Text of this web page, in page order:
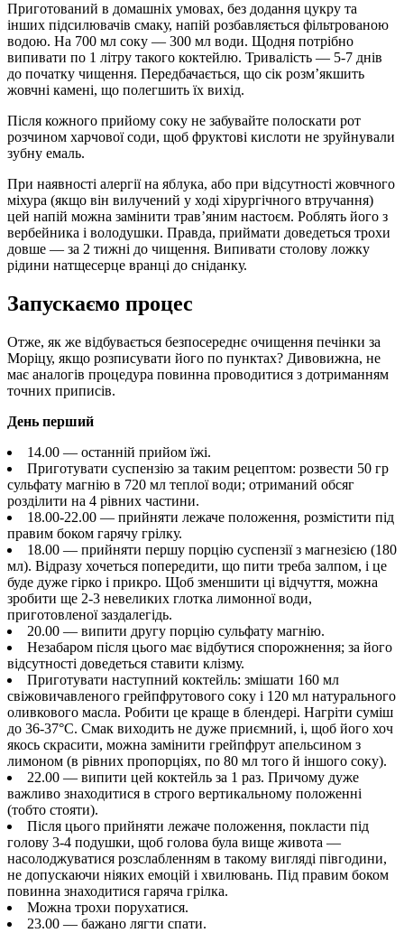
Приготований в домашніх умовах, без додання цукру та
інших підсилювачів смаку, напій розбавляється фільтрованою
водою. На 700 мл соку — 300 мл води. Щодня потрібно
випивати по 1 літру такого коктейлю. Тривалість — 5-7 днів
до початку чищення. Передбачається, що сік розм’якшить
жовчні камені, що полегшить їх вихід.
Після кожного прийому соку не забувайте полоскати рот
розчином харчової соди, щоб фруктові кислоти не зруйнували
зубну емаль.
При наявності алергії на яблука, або при відсутності жовчного
міхура (якщо він вилучений у ході хірургічного втручання)
цей напій можна замінити трав’яним настоєм. Роблять його з
вербейника і володушки. Правда, приймати доведеться трохи
довше — за 2 тижні до чищення. Випивати столову ложку
рідини натщесерце вранці до сніданку.
Запускаємо процес
Отже, як же відбувається безпосереднє очищення печінки за
Моріцу, якщо розписувати його по пунктах? Дивовижна, не
має аналогів процедура повинна проводитися з дотриманням
точних приписів.
День перший
14.00 — останній прийом їжі.
Приготувати суспензію за таким рецептом: розвести 50 гр
сульфату магнію в 720 мл теплої води; отриманий обсяг
розділити на 4 рівних частини.
18.00-22.00 — прийняти лежаче положення, розмістити під
правим боком гарячу грілку.
18.00 — прийняти першу порцію суспензії з магнезією (180
мл). Відразу хочеться попередити, що пити треба залпом, і це
буде дуже гірко і прикро. Щоб зменшити ці відчуття, можна
зробити ще 2-3 невеликих глотка лимонної води,
приготовленої заздалегідь.
20.00 — випити другу порцію сульфату магнію.
Незабаром після цього має відбутися спорожнення; за його
відсутності доведеться ставити клізму.
Приготувати наступний коктейль: змішати 160 мл
свіжовичавленого грейпфрутового соку і 120 мл натурального
оливкового масла. Робити це краще в блендері. Нагріти суміш
до 36-37°С. Смак виходить не дуже приємний, і, щоб його хоч
якось скрасити, можна замінити грейпфрут апельсином з
лимоном (в рівних пропорціях, по 80 мл того й іншого соку).
22.00 — випити цей коктейль за 1 раз. Причому дуже
важливо знаходитися в строго вертикальному положенні
(тобто стояти).
Після цього прийняти лежаче положення, покласти під
голову 3-4 подушки, щоб голова була вище живота —
насолоджуватися розслабленням в такому вигляді півгодини,
не допускаючи ніяких емоцій і хвилювань. Під правим боком
повинна знаходитися гаряча грілка.
Можна трохи порухатися.
23.00 — бажано лягти спати.